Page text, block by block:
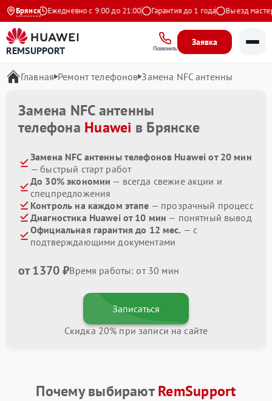
Брянск
Яндекс Ежедневно с 9:00 до 21:00 Гарантия до 1 года Выезд мастера
REMSUPPORT Позвонить
Заявка
Главная Ремонт телефонов Замена NFC антенны
Замена NFC антенны
телефона Huawei в Брянске
Замена NFC антенны телефонов Huawei от 20 мин
— быстрый старт работ
До 30% экономии — всегда свежие акции и
спецпредложения
Контроль на каждом этапе — прозрачный процесс
Диагностика Huawei от 10 мин — понятный вывод
Официальная гарантия до 12 мес. — с
подтверждающими документами
от 1370 ₽Время работы: от 30 мин
Записаться
Скидка 20% при записи на сайте
Почему выбираютRemSupport